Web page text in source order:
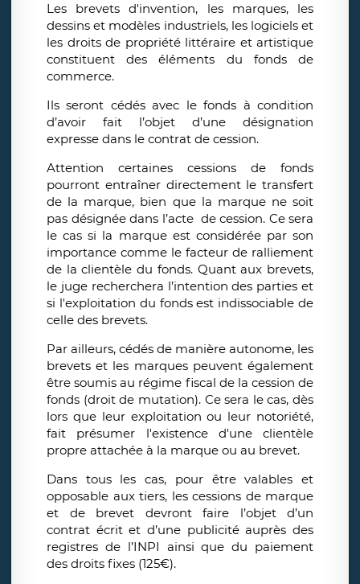
Les brevets d'invention, les marques, les
dessins et modèles industriels, les logiciels et
les droits de propriété littéraire et artistique
constituent des éléments du fonds de
commerce.
Ils seront cédés avec le fonds à condition
d’avoir fait l’objet d’une désignation
expresse dans le contrat de cession.
Attention certaines cessions de fonds
pourront entraîner directement le transfert
de la marque, bien que la marque ne soit
pas désignée dans l’acte de cession. Ce sera
le cas si la marque est considérée par son
importance comme le facteur de ralliement
de la clientèle du fonds. Quant aux brevets,
le juge recherchera l’intention des parties et
si l'exploitation du fonds est indissociable de
celle des brevets.
Par ailleurs, cédés de manière autonome, les
brevets et les marques peuvent également
être soumis au régime fiscal de la cession de
fonds (droit de mutation). Ce sera le cas, dès
lors que leur exploitation ou leur notoriété,
fait présumer l'existence d'une clientèle
propre attachée à la marque ou au brevet.
Dans tous les cas, pour être valables et
opposable aux tiers, les cessions de marque
et de brevet devront faire l’objet d’un
contrat écrit et d’une publicité auprès des
registres de l’INPI ainsi que du paiement
des droits fixes (125€).